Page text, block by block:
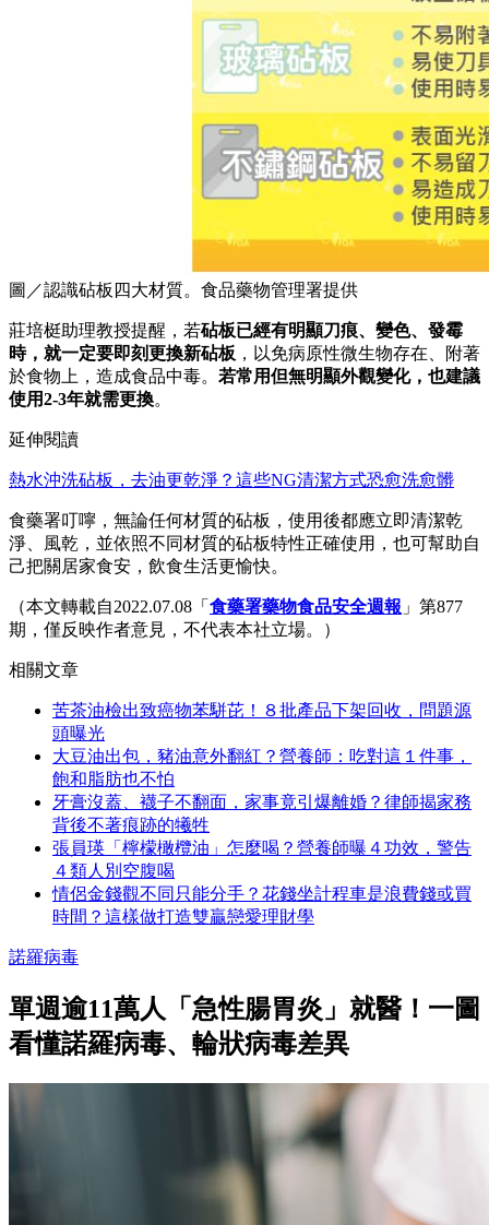
圖／認識砧板四大材質。食品藥物管理署提供
莊培梃助理教授提醒，若砧板已經有明顯刀痕、變色、發霉
時，就一定要即刻更換新砧板 ，以免病原性微生物存在、附著
於食物上，造成食品中毒。 若常用但無明顯外觀變化，也建議
使用2-3年就需更換。
延伸閱讀
熱水沖洗砧板，去油更乾淨？這些NG清潔方式恐愈洗愈髒
食藥署叮嚀，無論任何材質的砧板，使用後都應立即清潔乾
淨、風乾，並依照不同材質的砧板特性正確使用，也可幫助自
己把關居家食安，飲食生活更愉快。
（本文轉載自2022.07.08「 食藥署藥物食品安全週報 」第877
期，僅反映作者意見，不代表本社立場。）
相關文章
苦茶油檢出致癌物苯駢芘！８批產品下架回收，問題源
頭曝光
大豆油出包，豬油意外翻紅？營養師：吃對這１件事，
飽和脂肪也不怕
牙膏沒蓋、襪子不翻面，家事竟引爆離婚？律師揭家務
背後不著痕跡的犧牲
張員瑛「檸檬橄欖油」怎麼喝？營養師曝４功效，警告
４類人別空腹喝
情侶金錢觀不同只能分手？花錢坐計程車是浪費錢或買
時間？這樣做打造雙贏戀愛理財學
諾羅病毒
單週逾11萬人「急性腸胃炎」就醫！一圖
看懂諾羅病毒、輪狀病毒差異